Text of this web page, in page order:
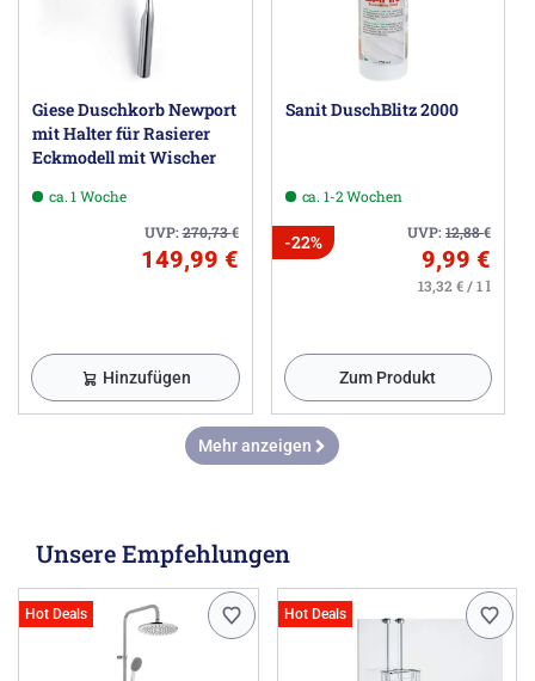
Giese Duschkorb Newport
mit Halter für Rasierer
Eckmodell mit Wischer
ca. 1 Woche
UVP:270,73€
149,99 €
Hinzufügen
Sanit DuschBlitz 2000
ca. 1-2 Wochen
UVP:12,88€
-22%
9,99 €
13,32 € / 1 l
Zum Produkt
Mehr anzeigen
Unsere Empfehlungen
Hot Deals Hot Deals